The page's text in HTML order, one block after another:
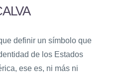
definir un símbolo que
de los Estados
ese es, ni más ni